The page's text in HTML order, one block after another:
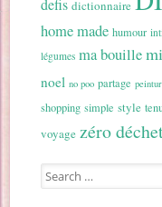
defis dictionnaire
home made humour
légumes ma bouille
noel no poo partage
shopping simple style
voyage zéro
Search for: